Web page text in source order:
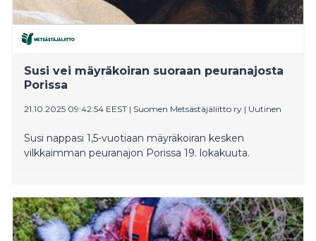
Susi vei mäyräkoiran suoraan peuranajosta
Porissa
21.10.2025 09:42:54 EEST | Suomen Metsästäjäliitto ry | Uutinen
Susi nappasi 1,5-vuotiaan mäyräkoiran kesken
vilkkaimman peuranajon Porissa 19. lokakuuta.